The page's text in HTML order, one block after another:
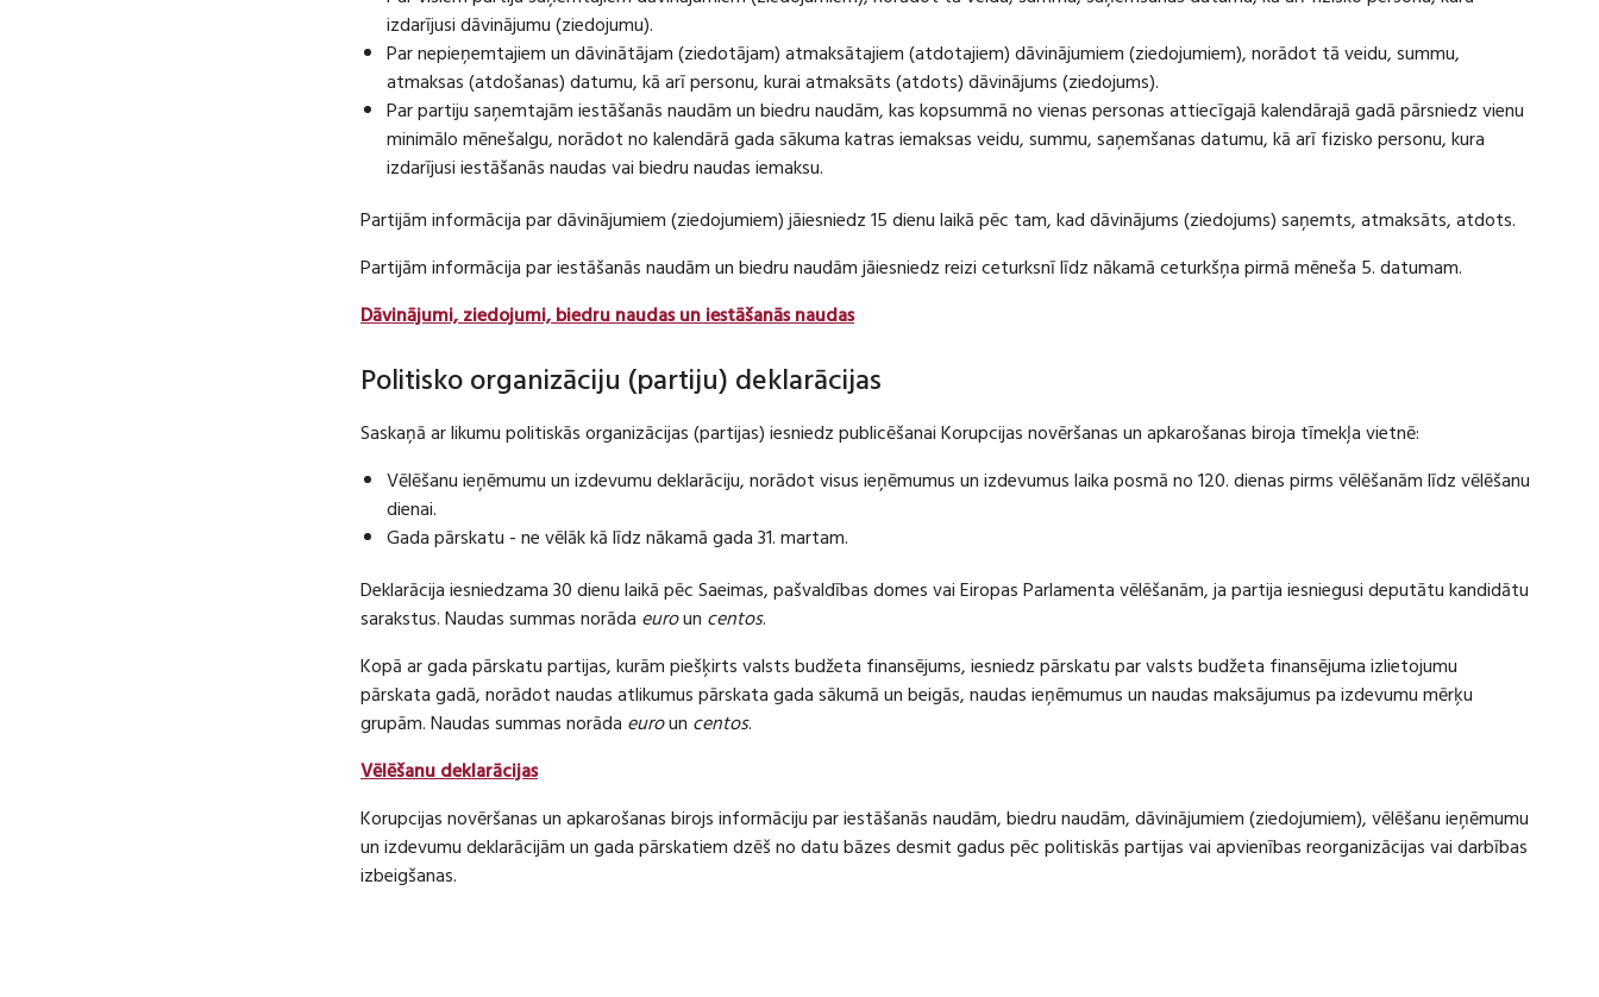
izdarījusi dāvinājumu (ziedojumu).
Par nepieņemtajiem un dāvinātājam (ziedotājam) atmaksātajiem (atdotajiem) dāvinājumiem (ziedojumiem), norādot tā veidu, summu,
atmaksas (atdošanas) datumu, kā arī personu, kurai atmaksāts (atdots) dāvinājums (ziedojums).
Par partiju saņemtajām iestāšanās naudām un biedru naudām, kas kopsummā no vienas personas attiecīgajā kalendārajā gadā pārsniedz vienu
minimālo mēnešalgu, norādot no kalendārā gada sākuma katras iemaksas veidu, summu, saņemšanas datumu, kā arī fizisko personu, kura
izdarījusi iestāšanās naudas vai biedru naudas iemaksu.
Partijām informācija par dāvinājumiem (ziedojumiem) jāiesniedz 15 dienu laikā pēc tam, kad dāvinājums (ziedojums) saņemts, atmaksāts, atdots.
Partijām informācija par iestāšanās naudām un biedru naudām jāiesniedz reizi ceturksnī līdz nākamā ceturkšņa pirmā mēneša 5. datumam.
Dāvinājumi, ziedojumi, biedru naudas un iestāšanās naudas
Politisko organizāciju (partiju) deklarācijas
Saskaņā ar likumu politiskās organizācijas (partijas) iesniedz publicēšanai Korupcijas novēršanas un apkarošanas biroja tīmekļa vietnē:
Vēlēšanu ieņēmumu un izdevumu deklarāciju, norādot visus ieņēmumus un izdevumus laika posmā no 120. dienas pirms vēlēšanām līdz vēlēšanu
dienai.
Gada pārskatu - ne vēlāk kā līdz nākamā gada 31. martam.
Deklarācija iesniedzama 30 dienu laikā pēc Saeimas, pašvaldības domes vai Eiropas Parlamenta vēlēšanām, ja partija iesniegusi deputātu kandidātu
sarakstus. Naudas summas norāda euroun centos.
Kopā ar gada pārskatu partijas, kurām piešķirts valsts budžeta finansējums, iesniedz pārskatu par valsts budžeta finansējuma izlietojumu
pārskata gadā, norādot naudas atlikumus pārskata gada sākumā un beigās, naudas ieņēmumus un naudas maksājumus pa izdevumu mērķu
grupām. Naudas summas norāda euroun centos.
Vēlēšanu deklarācijas
Korupcijas novēršanas un apkarošanas birojs informāciju par iestāšanās naudām, biedru naudām, dāvinājumiem (ziedojumiem), vēlēšanu ieņēmumu
un izdevumu deklarācijām un gada pārskatiem dzēš no datu bāzes desmit gadus pēc politiskās partijas vai apvienības reorganizācijas vai darbības
izbeigšanas.